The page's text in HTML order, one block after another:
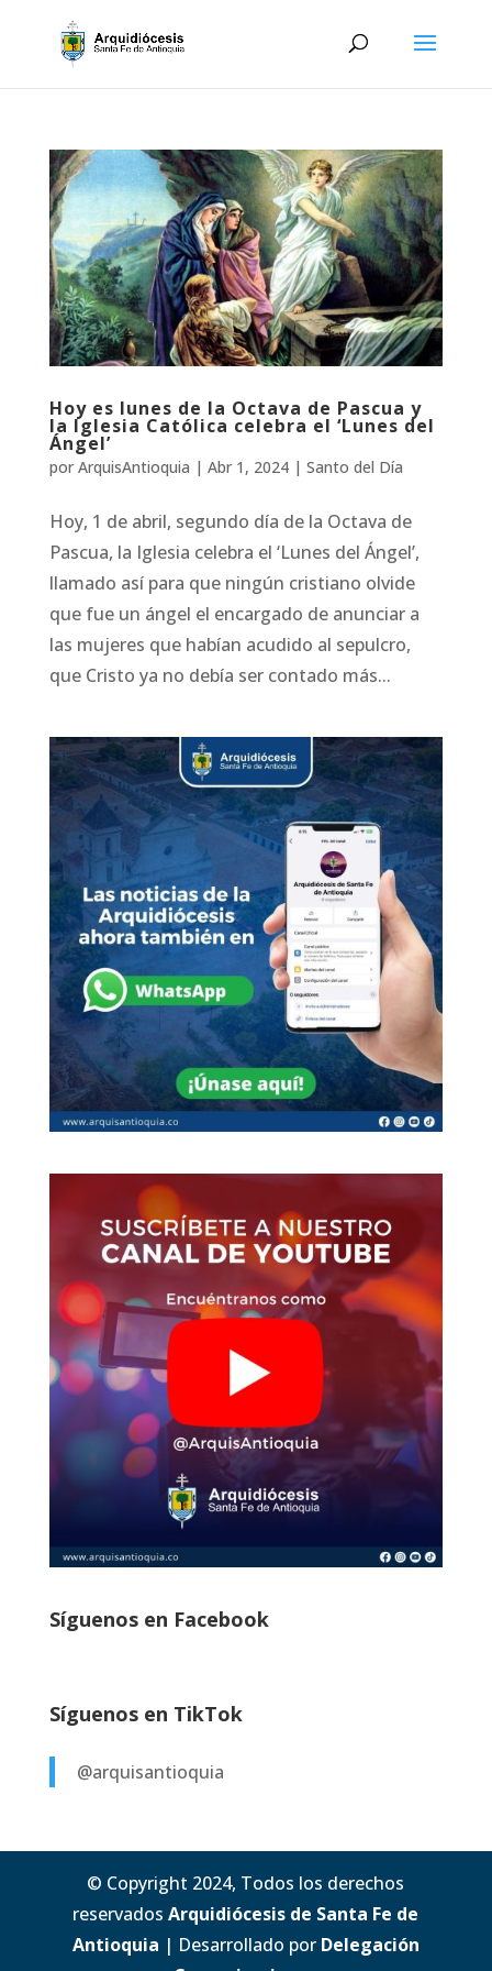
Hoy es lunes de la Octava de Pascua y
la Iglesia Católica celebra el ‘Lunes del
Ángel’
por ArquisAntioquia | Abr 1, 2024| Santo del Día
Hoy, 1 de abril, segundo día de la Octava de
Pascua, la Iglesia celebra el ‘Lunes del Ángel’,
llamado así para que ningún cristiano olvide
que fue un ángel el encargado de anunciar a
las mujeres que habían acudido al sepulcro,
que Cristo ya no debía ser contado más...
Síguenos en Facebook
Síguenos en TikTok
@arquisantioquia
© Copyright 2024, Todos los derechos
reservadosArquidiócesis de Santa Fe de
Antioquia | Desarrollado por Delegación